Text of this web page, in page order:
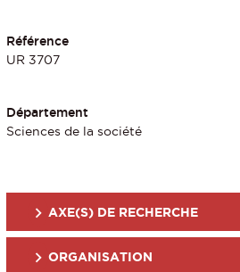
Référence
UR 3707
Département
Sciences de la société
AXE(S) DE RECHERCHE
ORGANISATION